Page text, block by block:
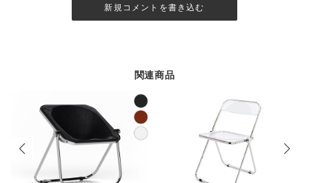
新規コメントを書き込む
関連商品